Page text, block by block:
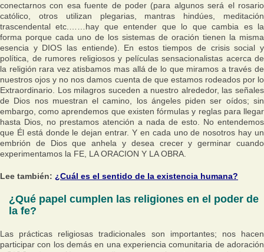
conectarnos con esa fuente de poder (para algunos será el rosario
católico, otros utilizan plegarias, mantras hindúes, meditación
trascendental etc.……hay que entender que lo que cambia es la
forma porque cada uno de los sistemas de oración tienen la misma
esencia y DIOS las entiende). En estos tiempos de crisis social y
política, de rumores religiosos y películas sensacionalistas acerca de
la religión rara vez atisbamos mas allá de lo que miramos a través de
nuestros ojos y no nos damos cuenta de que estamos rodeados por lo
Extraordinario. Los milagros suceden a nuestro alrededor, las señales
de Dios nos muestran el camino, los ángeles piden ser oídos; sin
embargo, como aprendemos que existen fórmulas y reglas para llegar
hasta Dios, no prestamos atención a nada de esto. No entendemos
que Él está donde le dejan entrar. Y en cada uno de nosotros hay un
embrión de Dios que anhela y desea crecer y germinar cuando
experimentamos la FE, LA ORACION Y LA OBRA.
Lee también: ¿Cuál es el sentido de la existencia humana?
¿Qué papel cumplen las religiones en el poder de
la fe?
Las prácticas religiosas tradicionales son importantes; nos hacen
participar con los demás en una experiencia comunitaria de adoración